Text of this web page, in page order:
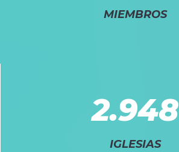
MIEMBROS
2.948
IGLESIAS